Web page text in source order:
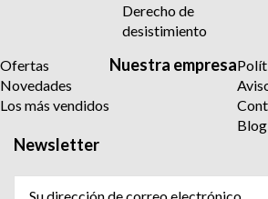
Derecho de
desistimiento
Ofertas
Novedades
Los más vendidos
Nuestra empresa
Newsletter